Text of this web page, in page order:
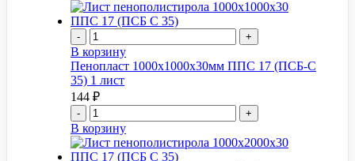
- +
В корзину
Пенопласт 1000x1000x30мм ППС 17 (ПСБ-С
35) 1 лист
144 ₽
- +
В корзину